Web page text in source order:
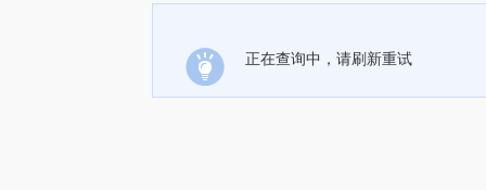
正在查询中，请刷新重试